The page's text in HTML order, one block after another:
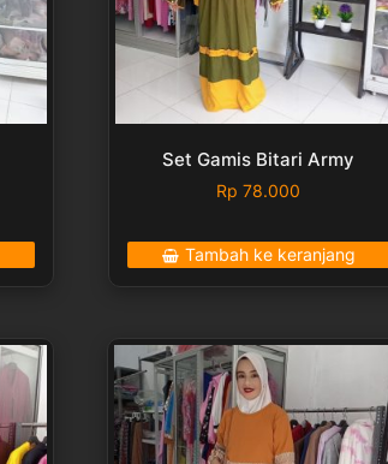
Set Gamis Bitari Army
Rp 78.000
Tambah ke keranjang